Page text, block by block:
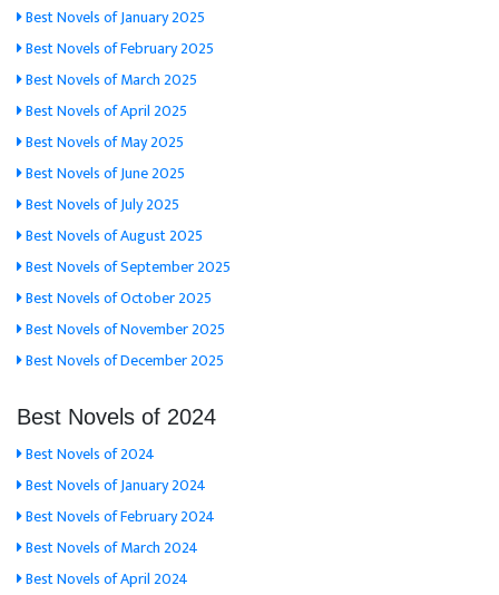
Best Novels of January 2025
Best Novels of February 2025
Best Novels of March 2025
Best Novels of April 2025
Best Novels of May 2025
Best Novels of June 2025
Best Novels of July 2025
Best Novels of August 2025
Best Novels of September 2025
Best Novels of October 2025
Best Novels of November 2025
Best Novels of December 2025
Best Novels of 2024
Best Novels of 2024
Best Novels of January 2024
Best Novels of February 2024
Best Novels of March 2024
Best Novels of April 2024